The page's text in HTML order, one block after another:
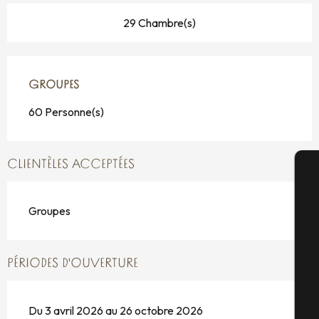
29 Chambre(s)
GROUPES
GROUPES
60 Personne(s)
CLIENTÈLES ACCEPTÉES
Groupes
PÉRIODES D'OUVERTURE
Du 3 avril 2026 au 26 octobre 2026